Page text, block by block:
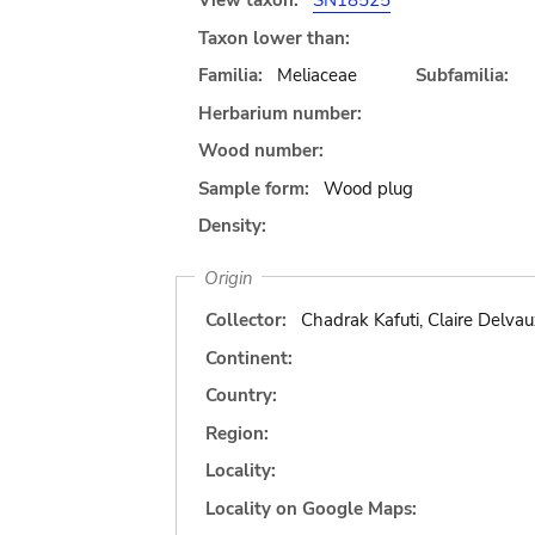
Taxon lower than:
Familia:
Meliaceae
Subfamilia:
Herbarium number:
Wood number:
Sample form:
Wood plug
Density:
Origin
Collector:
Chadrak Kafuti, Claire
Continent:
Country:
Region:
Locality:
Locality on Google Maps: